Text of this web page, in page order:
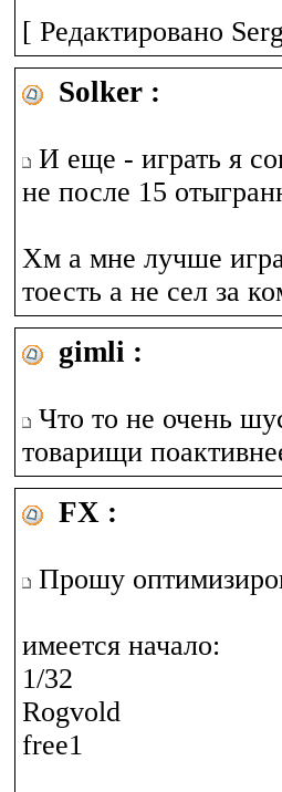
[ Редактировано
Solker :
И еще - играть я
не после 15
Хм а мне лучше
тоесть а не сел за
gimli :
Что то не очень
товарищи
FX :
Прошу
имеется начало:
1/32
Rogvold
free1